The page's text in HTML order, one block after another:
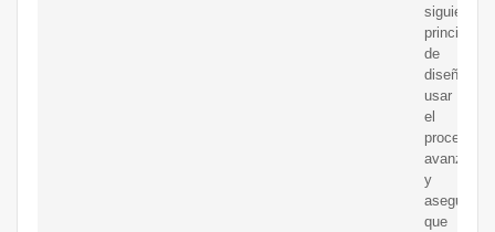
siguientes
principios
de
diseño:
usar
el
proceso
avanzado
y
asegurar
que